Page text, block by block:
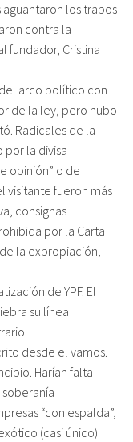
los trapos
contra la
fundador, Cristina
arco político con
de la ley, pero hubo
Radicales de la
la divisa
opinión” o de
visitante fueron más
consignas
por la Carta
la expropiación,
de YPF. El
su línea
desde el vamos.
Harían falta
“con espalda”,
(casi único)